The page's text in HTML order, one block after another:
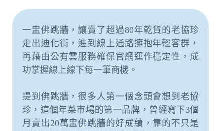
一盅佛跳牆，讓賣了超過80年乾貨的老協珍
走出迪化街，進到線上通路擁抱年輕客群，
再藉由公有雲服務確保官網運作穩定性，成
功掌握線上線下每一筆商機。
提到佛跳牆，很多人第一個念頭會想到老協
珍，這個年菜市場的第一品牌，曾經寫下3個
月賣出20萬盅佛跳牆的好成績，靠的不只是